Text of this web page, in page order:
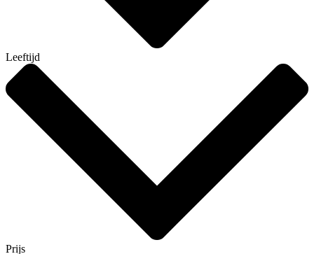
Leeftijd
Prijs